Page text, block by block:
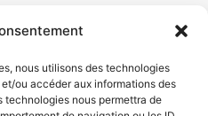
nous utilisons des technologies
ou accéder aux informations des
technologies nous permettra de